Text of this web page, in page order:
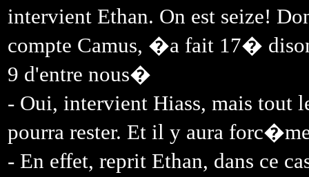
intervient Ethan. On est seize!
compte Camus, �a fait 17�
9 d'entre nous�
- Oui, intervient Hiass, mais
pourra rester. Et il y aura
- En effet, reprit Ethan, dans ce